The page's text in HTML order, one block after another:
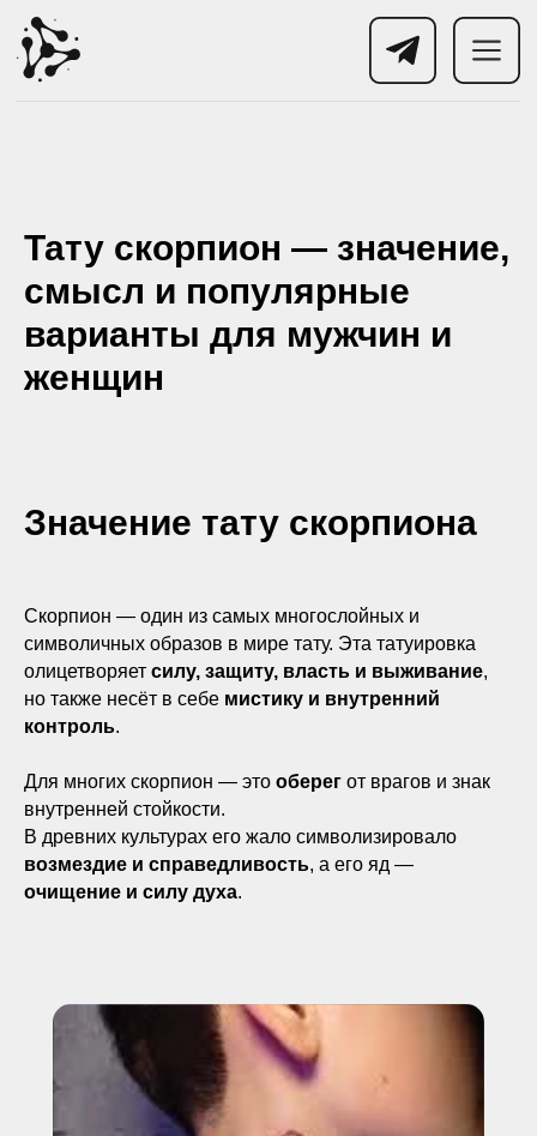
Тату скорпион — значение,
смысл и популярные
варианты для мужчин и
женщин
Значение тату скорпиона
Скорпион — один из самых многослойных и
символичных образов в мире тату. Эта татуировка
олицетворяет силу, защиту, власть и выживание,
но также несёт в себе мистику и внутренний
контроль.
Для многих скорпион — это оберег от врагов и знак
внутренней стойкости.
В древних культурах его жало символизировало
возмездие и справедливость, а его яд —
очищение и силу духа.